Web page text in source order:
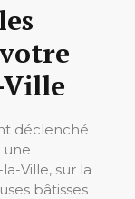
Ville
déclenché
une
Ville, sur la
bâtisses